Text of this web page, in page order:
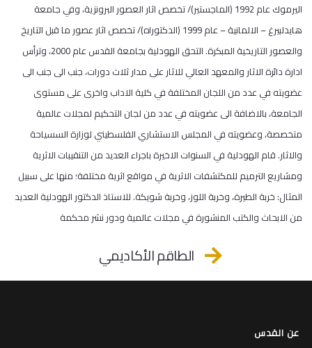
اليرموك عام 1992 (الماجستير)/ تخصص اثار العصور البرونزية، وفي جامعة
هايدلبيرغ – الالمانية – عام 1999 (الدكتوراه)/ تخصص اثار عصور ما قبل التاريخ
والعصور التاريخية المبكرة. التحق الهودلية بجامعة القدس عام 2000، وترأس
ادارة دائرة الاثار والمعهد العالي للاثار على مدار ثلاث دورات، جنب الى جنب الى
عضويته في عدد من اللجان المختلفة في كلية الاداب واخرى على مستوى
الجامعة، بالاضافة الى عضويته في عدد من لجان التحكيم لمجلات عالمية
متخصصة، وعضويته في المجلس الاستشاري الفلسطيني لوزارة السسياحة
والاثار. قام الهودلية في السنوات الاخيرة باجراء العديد من التنقيبات الاثرية
ومشاريع الترميم للمكتشفات الاثرية في مواقع اثرية مختلفة؛ منها على سبيل
المثال: خربة الطيرة، وخربة اللوز، وخربة شويكة. للاستاذ الدكتور الهودلية العديد
من الابحاث والكتب المنشورة في مجلات عالمية ودور نشر محكمة
الطاقم الأكاديمي
عن القدس